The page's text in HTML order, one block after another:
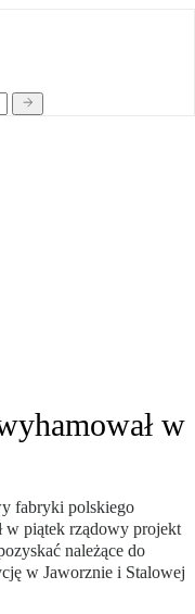
w
fabryki polskiego
w piątek rządowy projekt
należące do
w Jaworznie i Stalowej